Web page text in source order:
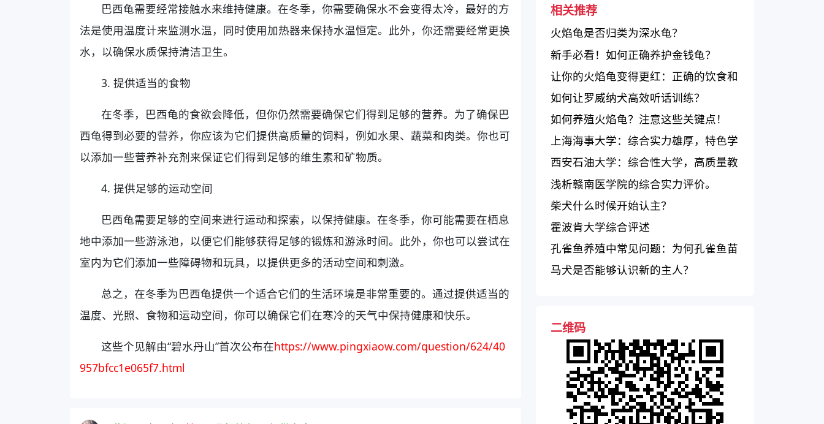
巴西龟需要经常接触水来维持健康。在冬季，你需要确保水不会变得太冷，最好的方
法是使用温度计来监测水温，同时使用加热器来保持水温恒定。此外，你还需要经常更换
水，以确保水质保持清洁卫生。
3. 提供适当的食物
在冬季，巴西龟的食欲会降低，但你仍然需要确保它们得到足够的营养。为了确保巴
西龟得到必要的营养，你应该为它们提供高质量的饲料，例如水果、蔬菜和肉类。你也可
以添加一些营养补充剂来保证它们得到足够的维生素和矿物质。
4. 提供足够的运动空间
巴西龟需要足够的空间来进行运动和探索，以保持健康。在冬季，你可能需要在栖息
地中添加一些游泳池，以便它们能够获得足够的锻炼和游泳时间。此外，你也可以尝试在
室内为它们添加一些障碍物和玩具，以提供更多的活动空间和刺激。
总之，在冬季为巴西龟提供一个适合它们的生活环境是非常重要的。通过提供适当的
温度、光照、食物和运动空间，你可以确保它们在寒冷的天气中保持健康和快乐。
这些个见解由“碧水丹山”首次公布在https://www.pingxiaow.com/question/624/40
957bfcc1e065f7.html
相关推荐
火焰龟是否归类为深水龟？
新手必看！如何正确养护金钱龟？
让你的火焰龟变得更红：正确的饮食和
养护方法
如何让罗威纳犬高效听话训练？
如何养殖火焰龟？注意这些关键点！
上海海事大学：综合实力雄厚，特色学
科独具匠心
西安石油大学：综合性大学，高质量教
师，丰富多彩的课外活动
浅析赣南医学院的综合实力评价。
柴犬什么时候开始认主？
霍波肯大学综合评述
孔雀鱼养殖中常见问题：为何孔雀鱼苗
难存活？
马犬是否能够认识新的主人？
二维码